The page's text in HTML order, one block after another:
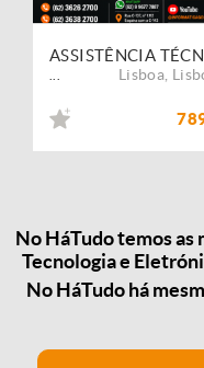
Lisboa
No HáTudo temos as
Tecnologia e
No HáTudo há